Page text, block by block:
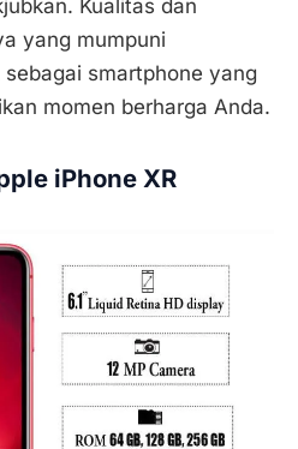
Kualitas dan
yang mumpuni
smartphone yang
momen berharga Anda.
iPhone XR